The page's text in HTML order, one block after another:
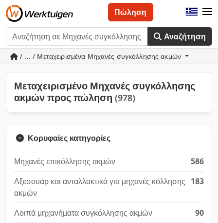
Αναζήτηση
Πώληση
/ ... / Μεταχειρισμένα Μηχανές συγκόλλησης ακμών
Μεταχειρισμένο Μηχανές συγκόλλησης
ακμών προς πώληση (978)
Κορυφαίες κατηγορίες
Μηχανές επικόλλησης ακμών
586
Αξεσουάρ και ανταλλακτικά για μηχανές κόλλησης
ακμών
183
Λοιπά μηχανήματα συγκόλλησης ακμών
90